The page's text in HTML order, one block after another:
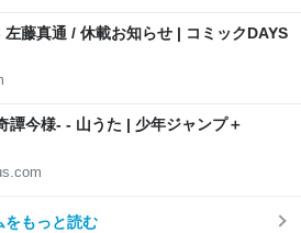
藤真通 / 休載お知らせ | コミックDAYS
譚今様- - 山うた | 少年ジャンプ＋
をもっと読む